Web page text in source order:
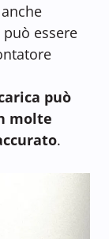
essere
può
molte
.